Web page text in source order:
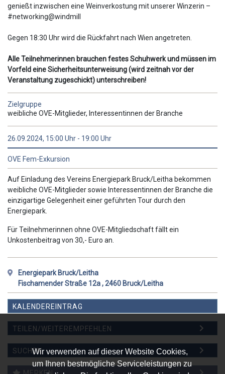
Wir verwenden auf dieser Website Cookies,
um Ihnen bestmögliche Serviceleistungen zu
genießt inzwischen eine Weinverkostung mit unserer Winzerin –
#networking@windmill
Gegen 18:30 Uhr wird die Rückfahrt nach Wien angetreten.
Alle Teilnehmerinnen brauchen festes Schuhwerk und müssen im
Vorfeld eine Sicherheitsunterweisung (wird zeitnah vor der
Veranstaltung zugeschickt) unterschreiben!
Zielgruppe
weibliche OVE-Mitglieder, Interessentinnen der Branche
26.09.2024, 15:00 Uhr - 19:00 Uhr
OVE Fem-Exkursion
Auf Einladung des Vereins Energiepark Bruck/Leitha bekommen
weibliche OVE-Mitglieder sowie Interessentinnen der Branche die
einzigartige Gelegenheit einer geführten Tour durch den
Energiepark.
Für Teilnehmerinnen ohne OVE-Mitgliedschaft fällt ein
Unkostenbeitrag von 30,- Euro an.
Energiepark Bruck/Leitha
Fischamender Straße 12a , 2460 Bruck/Leitha
KALENDEREINTRAG
TEILEN/WEITEREMPFEHLEN
WEITEREMPFEHLEN
SUCHEN